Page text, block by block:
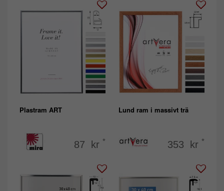
Plastram ART
87 kr *
Lund ram i massivt trä
353 kr *